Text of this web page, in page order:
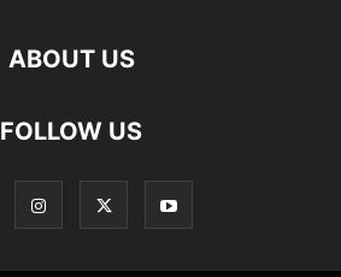
ABOUT US
FOLLOW US